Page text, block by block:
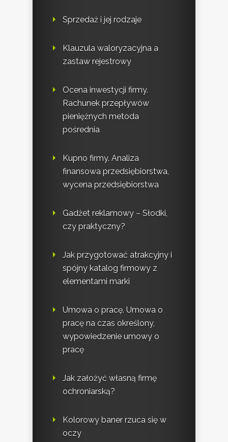
Sprzedaż i jej rodzaje
Klauzula waloryzacyjna a
zastaw rejestrowy
Ocena inwestycji firmy.
Rachunek przepływów
pieniężnych metoda
pośrednia
Kupno firmy. Analiza
finansowa przedsiębiorstwa,
wycena przedsiębiorstwa
Gadżet reklamowy – Słodki,
czy praktyczny?
Jak przygotować atrakcyjny i
spójny katalog firmowy z
elementami marki
Umowa o pracę. Umowa o
pracę na czas określony,
wypowiedzenie umowy o
pracę
Jak założyć własną firmę
ochroniarską?
Kolorowy baner rzuca się w
oczy